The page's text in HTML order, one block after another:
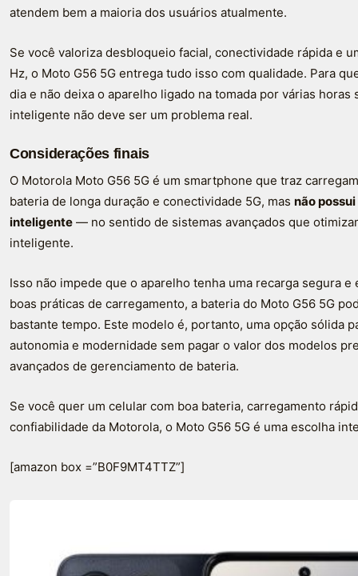
atendem bem a maioria dos usuários atualmente.
Se você valoriza desbloqueio facial, conectividade rápida e
Hz, o Moto G56 5G entrega tudo isso com qualidade. Para
dia e não deixa o aparelho ligado na tomada por várias
inteligente não deve ser um problema real.
Considerações finais
O Motorola Moto G56 5G é um smartphone que traz
bateria de longa duração e conectividade 5G, mas não
inteligente — no sentido de sistemas avançados que
inteligente.
Isso não impede que o aparelho tenha uma recarga segura
boas práticas de carregamento, a bateria do Moto G56 5G
bastante tempo. Este modelo é, portanto, uma opção sólida
autonomia e modernidade sem pagar o valor dos modelos
avançados de gerenciamento de bateria.
Se você quer um celular com boa bateria, carregamento
confiabilidade da Motorola, o Moto G56 5G é uma escolha
[amazon box =”B0F9MT4TTZ”]